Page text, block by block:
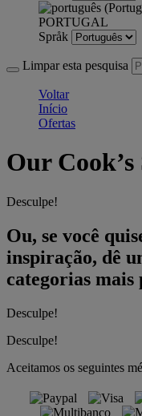
PORTUGAL
Språk
Limpar esta pesquisa
Voltar
Início
Ofertas
Our Cook’s
Desculpe!
Ou, se você
inspiração, dê
categorias mais
Desculpe!
Desculpe!
Aceitamos os seguintes